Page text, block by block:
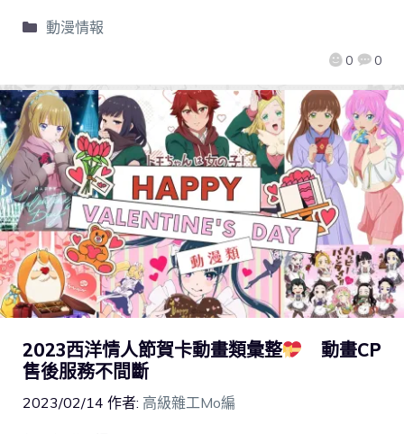
0 0
動漫情報
2023西洋情人節賀卡動畫類彙整
動畫CP
售後服務不間斷
2023/02/14 作者: 高級雜工Mo編